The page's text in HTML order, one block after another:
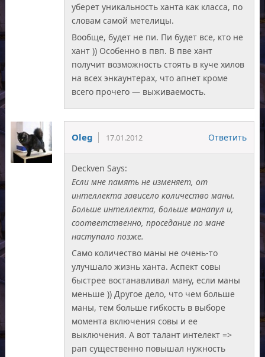
уберет уникальность ханта как класса, по
словам самой метелицы.
Вообще, будет не пи. Пи будет все, кто не
хант )) Особенно в пвп. В пве хант
получит возможность стоять в куче хилов
на всех энкаунтерах, что апнет кроме
всего прочего — выживаемость.
Oleg 17.01.2012 Ответить
Deckven Says:
Если мне память не изменяет, от
интеллекта зависело количество маны.
Больше интеллекта, больше манапул и,
соответственно, проседание по мане
наступало позже.
Само количество маны не очень-то
улучшало жизнь ханта. Аспект совы
быстрее востанавливал ману, если маны
меньше )) Другое дело, что чем больше
маны, тем больше гибкость в выборе
момента включения совы и ее
выключения. А вот талант интелект =>
рап существенно повышал нужность